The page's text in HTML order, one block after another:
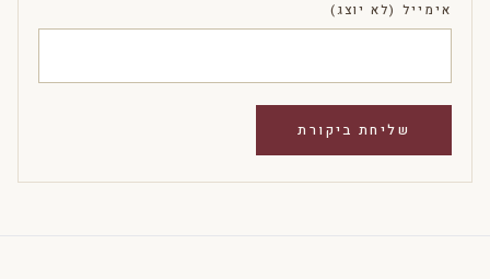
אימייל (לא יוצג)